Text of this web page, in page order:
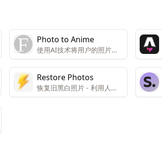
Photo to Anime
使用AI技术将用户的照片转
换成动漫风格的艺术作品。
Restore Photos
恢复旧黑白照片 - 利用人工
智能技术，将老旧的黑白照